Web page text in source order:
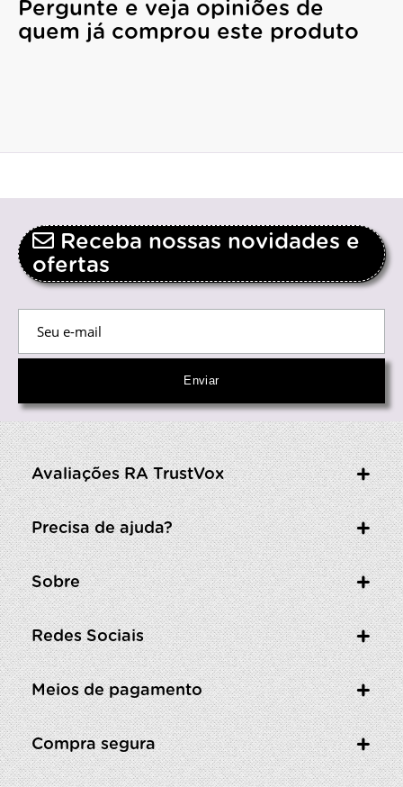
Pergunte e veja opiniões de
quem já comprou este produto
Receba nossas novidades e
ofertas
Avaliações RA TrustVox
Precisa de ajuda?
Sobre
Redes Sociais
Meios de pagamento
Compra segura